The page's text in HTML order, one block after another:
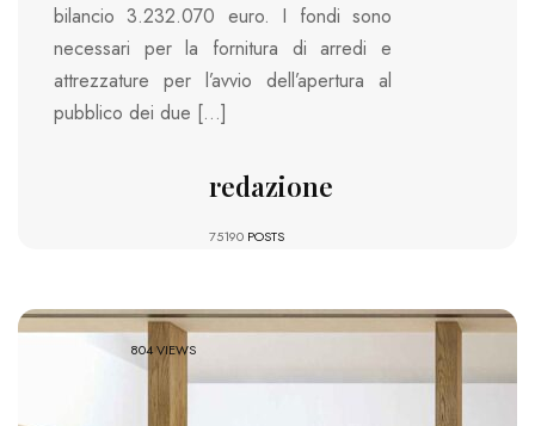
bilancio 3.232.070 euro. I fondi sono
necessari per la fornitura di arredi e
attrezzature per l’avvio dell’apertura al
pubblico dei due […]
redazione
75190 POSTS
804 VIEWS